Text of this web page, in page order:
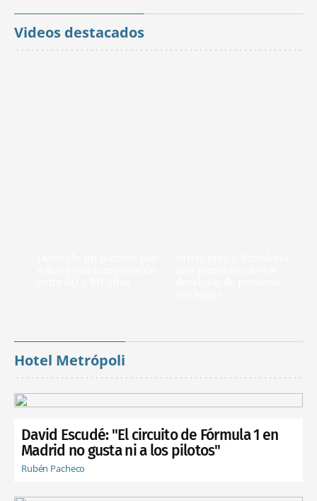
Videos destacados
Hotel Metrópoli
David Escudé: "El circuito de Fórmula 1 en
Madrid no gusta ni a los pilotos"
Rubén Pacheco